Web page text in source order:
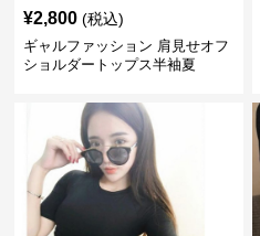
¥2,800 (税込)
ギャルファッション 肩見せオフ
ショルダートップス半袖夏